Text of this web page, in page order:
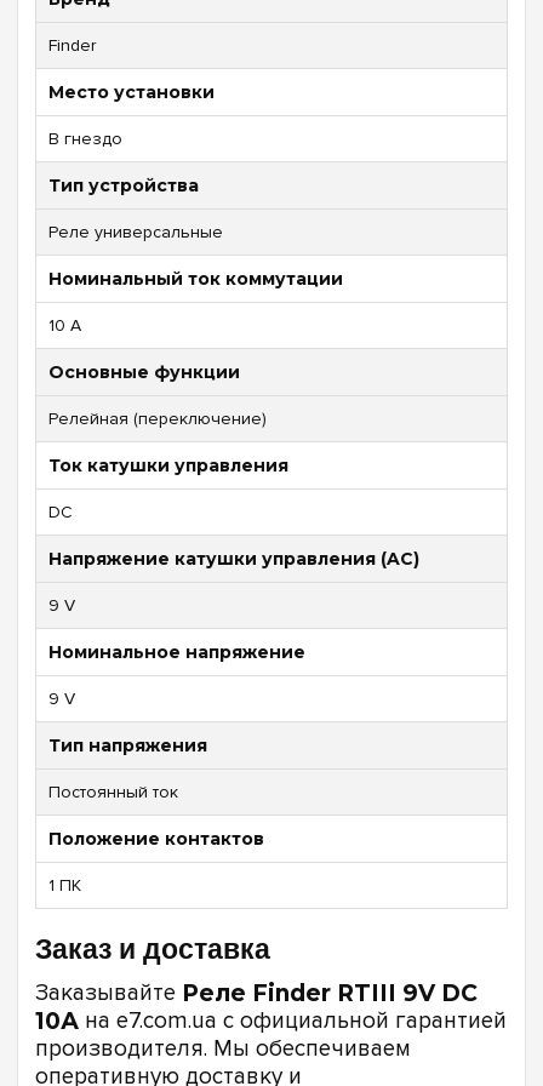
Finder
Место установки
В гнездо
Тип устройства
Реле универсальные
Номинальный ток коммутации
10 А
Основные функции
Релейная (переключение)
Ток катушки управления
DC
Напряжение катушки управления (AC)
9 V
Номинальное напряжение
9 V
Тип напряжения
Постоянный ток
Положение контактов
1 ПК
Заказ и доставка
Заказывайте Реле Finder RTIII 9V DC
10А на e7.com.ua с официальной гарантией
производителя. Мы обеспечиваем
оперативную доставку и